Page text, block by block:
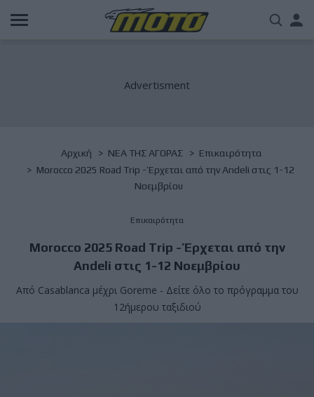
Παράκαμψη
προς
Breadcrumb
Αρχική NΕΑ ΤΗΣ ΑΓΟΡΑΣ
Επικαιρότητα
Morocco 2025 Road Trip - Έρχεται από την Andeli στις 1-12
Νοεμβρίου
Επικαιρότητα
Morocco 2025 Road Trip - Έρχεται από την
Andeli στις 1-12 Νοεμβρίου
Από Casablanca μέχρι Goreme - Δείτε όλο το πρόγραμμα του
12ήμερου ταξιδιού